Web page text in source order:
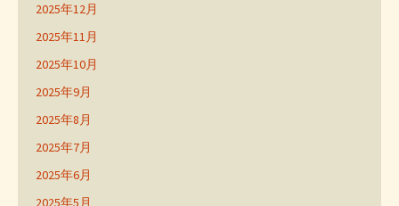
2025年12月
2025年11月
2025年10月
2025年9月
2025年8月
2025年7月
2025年6月
2025年5月